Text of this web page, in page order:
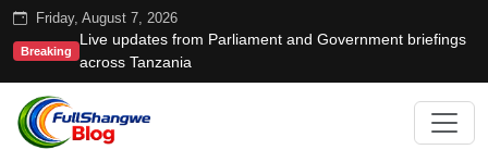
Friday, August 7, 2026
Breaking
Live updates from Parliament and Government briefings
across Tanzania